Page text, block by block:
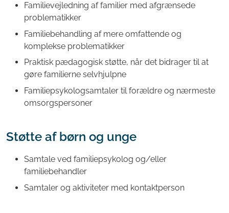
Familievejledning af familier med afgrænsede
problematikker
Familiebehandling af mere omfattende og
komplekse problematikker
Praktisk pædagogisk støtte, når det bidrager til at
gøre familierne selvhjulpne
Familiepsykologsamtaler til forældre og nærmeste
omsorgspersoner
Støtte af børn og unge
Samtale ved familiepsykolog og/eller
familiebehandler
Samtaler og aktiviteter med kontaktperson